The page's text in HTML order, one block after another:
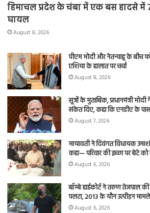
हिमाचल प्रदेश के चंबा में एक बस हादसे में 7
घायल
August 8, 2026
पीएम मोदी और नेतन्याहू के बीच
एशिया के हालात पर चर्चा
August 8, 2026
सूत्रों के मुताबिक, प्रधानमंत्री
संकेत दिए, कहा कि एनडीए के
August 7, 2026
मायावती ने दिवंगत विधायक
कहा— परिवार की इच्छा पर बेटे
August 6, 2026
बॉम्बे हाईकोर्ट ने तरुण तेजपाल
पलटा, 2013 के यौन उत्पीड़न
August 6, 2026